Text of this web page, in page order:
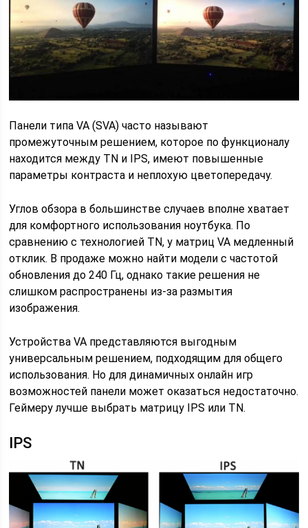
Панели типа VA (SVA) часто называют
промежуточным решением, которое по функционалу
находится между TN и IPS, имеют повышенные
параметры контраста и неплохую цветопередачу.
Углов обзора в большинстве случаев вполне хватает
для комфортного использования ноутбука. По
сравнению с технологией TN, у матриц VA медленный
отклик. В продаже можно найти модели с частотой
обновления до 240 Гц, однако такие решения не
слишком распространены из-за размытия
изображения.
Устройства VA представляются выгодным
универсальным решением, подходящим для общего
использования. Но для динамичных онлайн игр
возможностей панели может оказаться недостаточно.
Геймеру лучше выбрать матрицу IPS или TN.
IPS